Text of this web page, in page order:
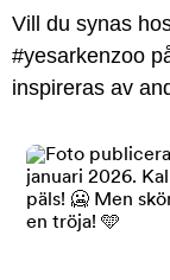
Vill du synas
#yesarkenzoo
inspireras av